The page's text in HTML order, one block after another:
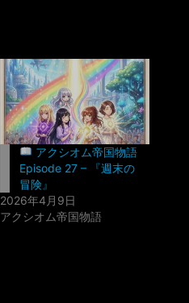
アクシオム帝国物語
Episode 27 – 『週末の
冒険』
2026年4月9日
アクシオム帝国物語